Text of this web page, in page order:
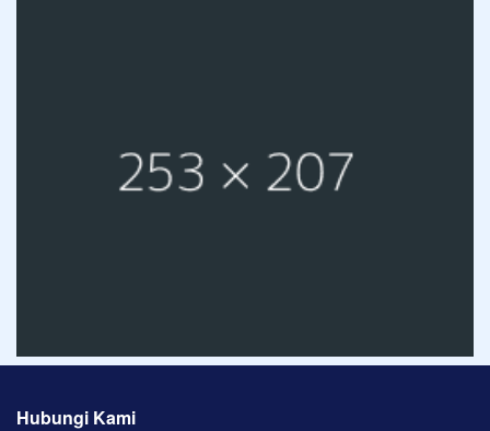
Hubungi Kami